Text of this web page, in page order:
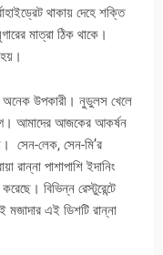
থাকায় দেহে শক্তি
মাত্রা ঠিক থাকে।
অনেক উপকারী। নুডুলস খেলে
আমাদের আজকের আকর্ষন
সেন-লেক, সেন-মি’র
রান্না পাশাপাশি ইদানিং
বিভিন্ন রেস্টুরেন্টে
এই ডিশটি রান্না